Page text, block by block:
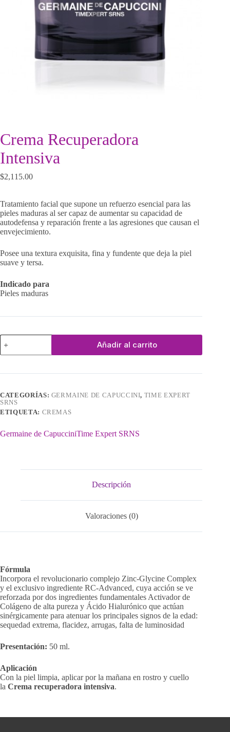
Crema Recuperadora
Intensiva
$2,115.00
Tratamiento facial que supone un refuerzo esencial para las
pieles maduras al ser capaz de aumentar su capacidad de
autodefensa y reparación frente a las agresiones que causan el
envejecimiento.
Posee una textura exquisita, fina y fundente que deja la piel
suave y tersa.
Indicado para
Pieles maduras
Crema
Recuperadora
Intensiva
Añadir al carrito
CATEGORÍAS: GERMAINE DE CAPUCCINI, TIME EXPERT
SRNS
ETIQUETA: CREMAS
Germaine de CapucciniTime Expert SRNS
Descripción
Valoraciones (0)
Fórmula
Incorpora el revolucionario complejo Zinc-Glycine Complex
y el exclusivo ingrediente RC-Advanced, cuya acción se ve
reforzada por dos ingredientes fundamentales Activador de
Colágeno de alta pureza y Ácido Hialurónico que actúan
sinérgicamente para atenuar los principales signos de la edad:
sequedad extrema, flacidez, arrugas, falta de luminosidad
Presentación: 50 ml.
Aplicación
Con la piel limpia, aplicar por la mañana en rostro y cuello
la Crema recuperadora intensiva.